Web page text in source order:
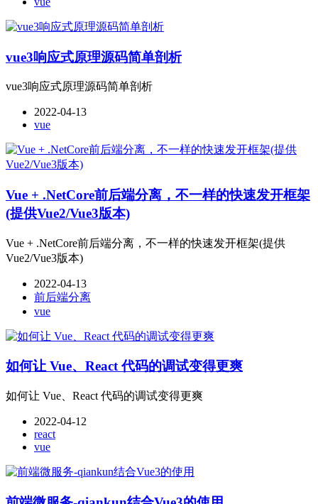
vue3响应式原理源码简单剖析
vue3响应式原理源码简单剖析
2022-04-13
vue
Vue + .NetCore前后端分离，不一样的快速发开框架
(提供Vue2/Vue3版本)
Vue + .NetCore前后端分离，不一样的快速发开框架(提供
Vue2/Vue3版本)
2022-04-13
前后端分离
vue
如何让 Vue、React 代码的调试变得更爽
如何让 Vue、React 代码的调试变得更爽
2022-04-12
react
vue